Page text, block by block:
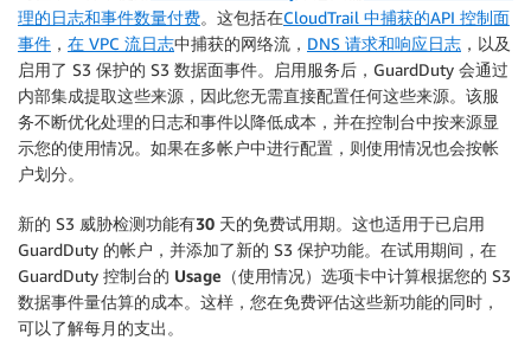
理的日志和事件数量付费。这包括在CloudTrail 中捕获的API 控制面
事件 ， 在 VPC 流日志中捕获的网络流， DNS 请求和响应日志 ，以及
启用了 S3 保护的 S3 数据面事件。启用服务后，GuardDuty 会通过
内部集成提取这些来源，因此您无需直接配置任何这些来源。该服
务不断优化处理的日志和事件以降低成本，并在控制台中按来源显
示您的使用情况。如果在多帐户中进行配置，则使用情况也会按帐
户划分。
新的 S3 威胁检测功能有30 天的免费试用期。这也适用于已启用
GuardDuty 的帐户，并添加了新的 S3 保护功能。在试用期间，在
GuardDuty 控制台的 Usage （使用情况）选项卡中计算根据您的 S3
数据事件量估算的成本。这样，您在免费评估这些新功能的同时，
可以了解每月的支出。